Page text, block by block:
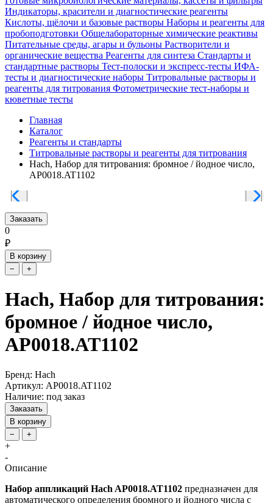
Индикаторы, красители и диагностические реагенты
Кислоты, щёлочи и базовые растворы Наборы и реагенты для
пробоподготовки Общелабораторные химические реактивы
Питательные среды, агары и бульоны Растворители и
органические вещества Реагенты для синтеза Стандарты и
стандартные растворы Тест-полоски и экспресс-тесты ИФА-
тесты и диагностические наборы Титровальные растворы и
реагенты для титрования Фотометрические тест-наборы и
кюветные тесты
Главная
Каталог
Реагенты и стандарты
Титровальные растворы и реагенты для титрования
Hach, Набор для титрования: бромное / йодное число,
AP0018.AT1102
Заказать
0
₽
В корзину
−
+
Hach, Набор для титрования:
бромное / йодное число,
AP0018.AT1102
Бренд: Hach
Артикул: AP0018.AT1102
Наличие: под заказ
Заказать
В корзину
−
+
+
-
Описание
Набор аппликаций Hach AP0018.AT1102 предназначен для
автоматического определения бромного и йодного числа с